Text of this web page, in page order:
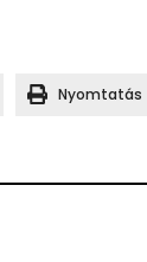
Nyomtatás